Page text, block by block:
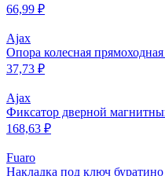
66,99 ₽
Ajax
Опора колесная
37,73 ₽
Ajax
Фиксатор дверной
168,63 ₽
Fuaro
Накладка под ключ